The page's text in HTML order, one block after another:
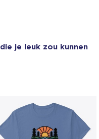
die je leuk zou kunnen